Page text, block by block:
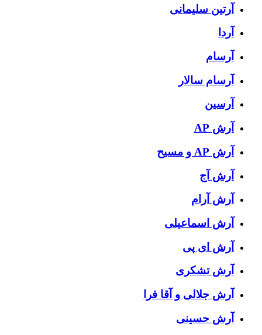
آرتین سلیمانی
آردا
آرسام
آرسام سالار
آرسین
آرش AP
آرش AP و مسیح
آرش آج
آرش آرام
آرش اسماعیلی
آرش ای پی
آرش تشکری
آرش جلالی و آقا فرا
آرش حسینی